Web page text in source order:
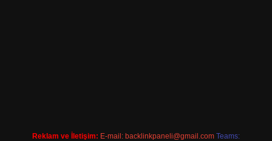
Reklam ve İletişim: E-mail: backlinkpaneli@gmail.com Teams: